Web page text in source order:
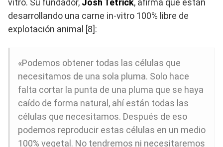
vitro. Su fundador, Josh Tetrick, afirma que están
desarrollando una carne in-vitro 100% libre de
explotación animal [8]:
«Podemos obtener todas las células que
necesitamos de una sola pluma. Solo hace
falta cortar la punta de una pluma que se haya
caído de forma natural, ahí están todas las
células que necesitamos. Después de eso
podemos reproducir estas células en un medio
100% vegetal. No tendremos ni necesitaremos